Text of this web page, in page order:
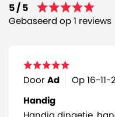
5 / 5
Gebaseerd op 1 reviews
DoorAd Op16-11-
Handig